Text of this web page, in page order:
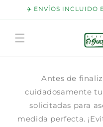
directamente
✈️ ENVÍOS INCLUIDO
Antes de
cuidadosamente
solicitadas para
medida perfecta.